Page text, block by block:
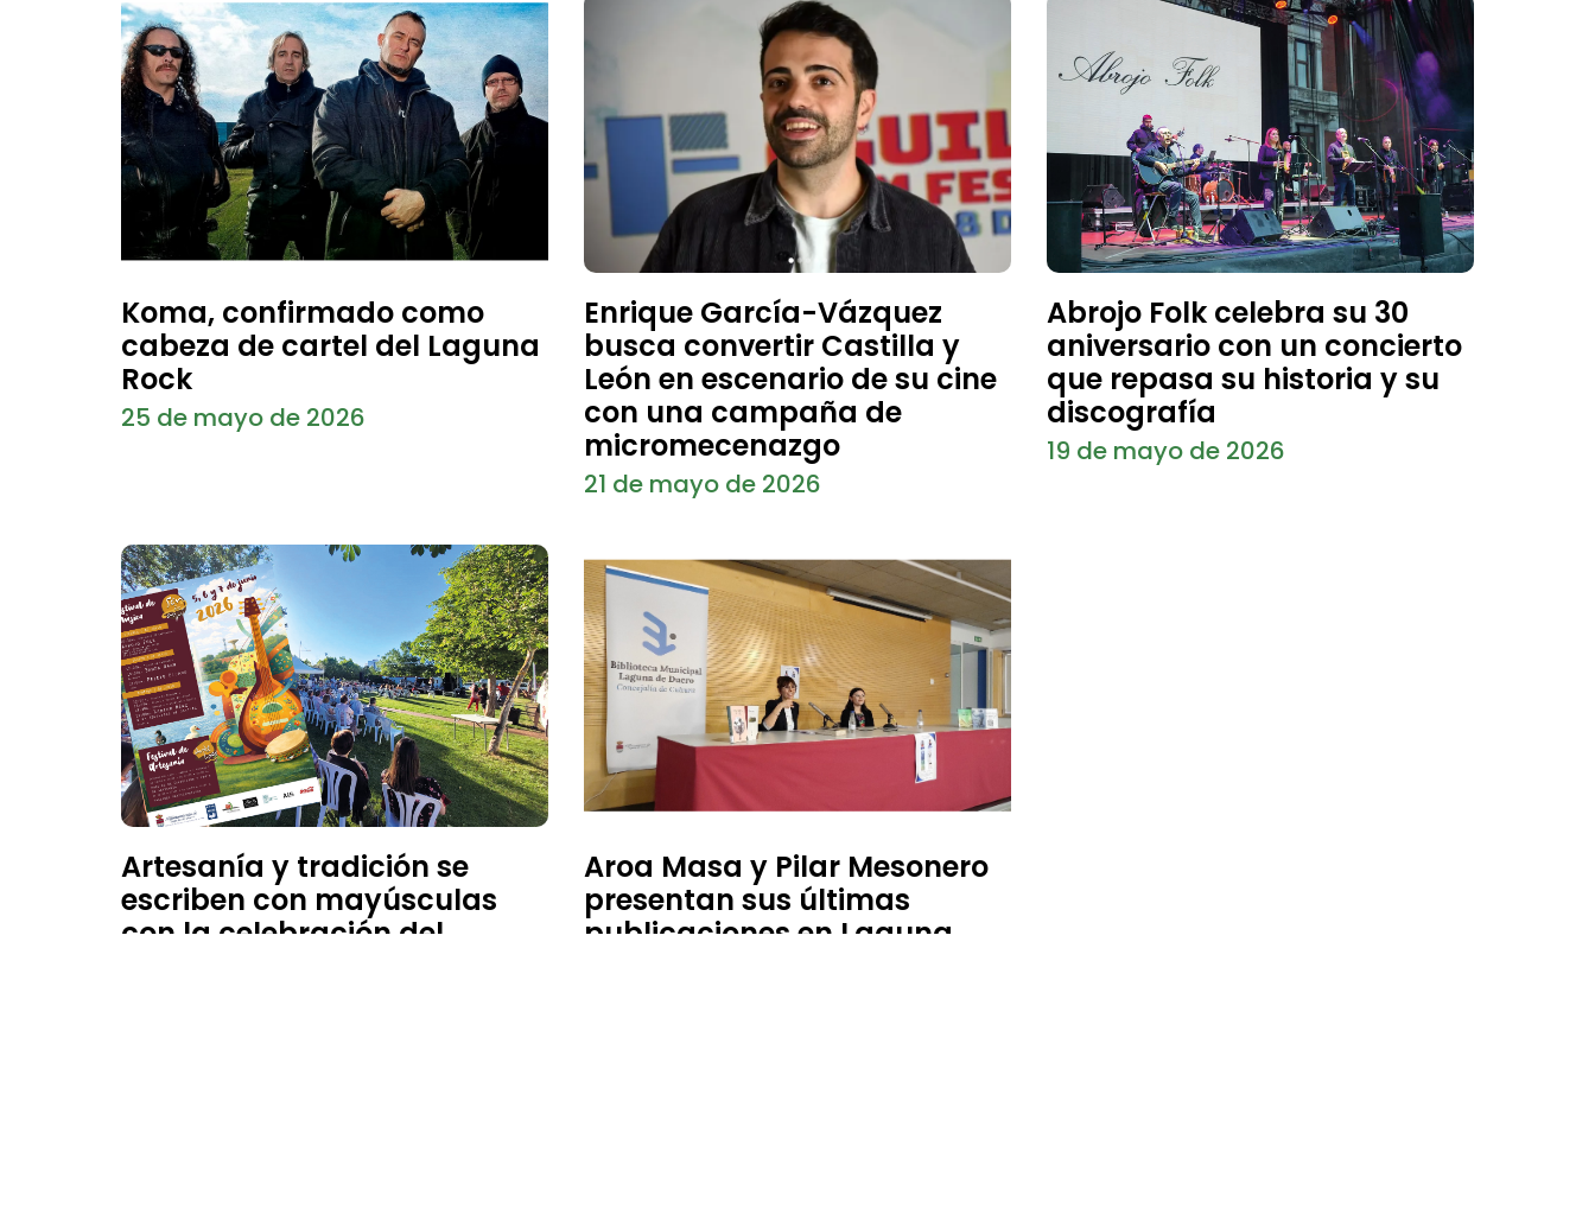
Koma, confirmado como
cabeza de cartel del Laguna
Rock
25 de mayo de 2026
Enrique García-Vázquez
busca convertir Castilla y
León en escenario de su cine
con una campaña de
micromecenazgo
21 de mayo de 2026
Abrojo Folk celebra su 30
aniversario con un concierto
que repasa su historia y su
discografía
19 de mayo de 2026
Artesanía y tradición se
escriben con mayúsculas
con la celebración del
Aroa Masa y Pilar Mesonero
presentan sus últimas
publicaciones en Laguna